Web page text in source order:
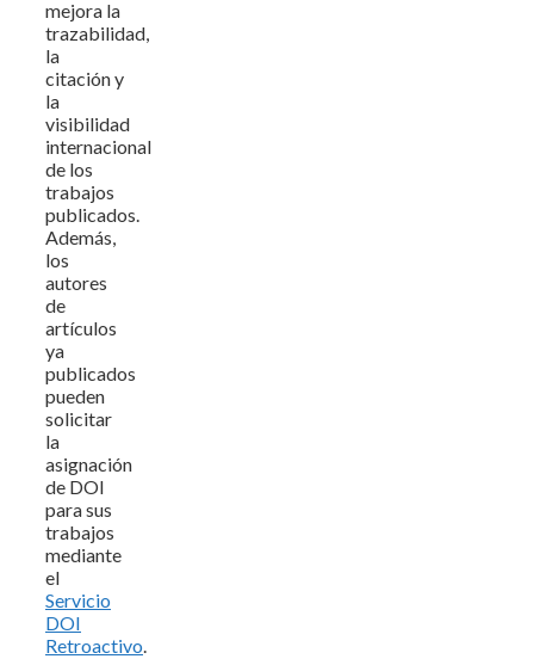
mejora la
trazabilidad,
la
citación y
la
visibilidad
internacional
de los
trabajos
publicados.
Además,
los
autores
de
artículos
ya
publicados
pueden
solicitar
la
asignación
de DOI
para sus
trabajos
mediante
el
Servicio
DOI
Retroactivo.